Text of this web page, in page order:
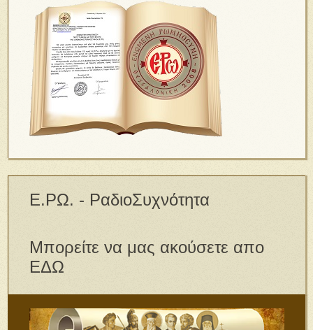
Ε.ΡΩ. - ΡαδιοΣυχνότητα
Μπορείτε να μας ακούσετε απο
ΕΔΩ